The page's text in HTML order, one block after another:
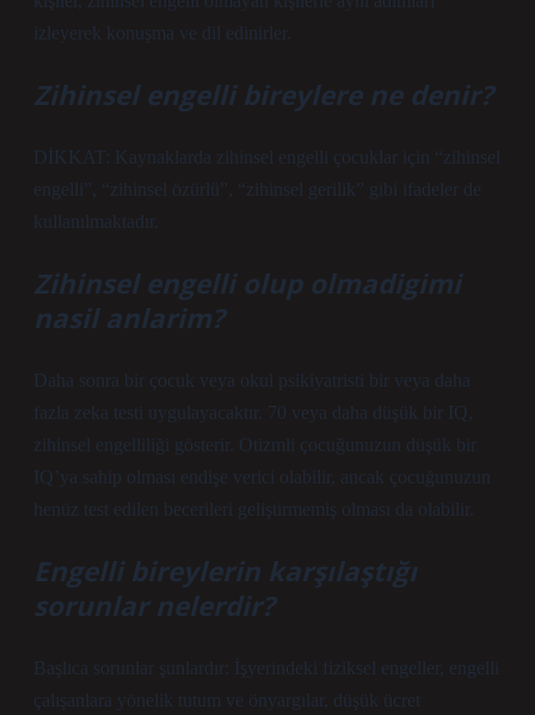
izleyerek konuşma ve dil edinirler.
Zihinsel engelli bireylere ne denir?
DİKKAT: Kaynaklarda zihinsel engelli çocuklar için “zihinsel
engelli”, “zihinsel özürlü”, “zihinsel gerilik” gibi ifadeler de
kullanılmaktadır.
Zihinsel engelli olup olmadigimi
nasil anlarim?
Daha sonra bir çocuk veya okul psikiyatristi bir veya daha
fazla zeka testi uygulayacaktır. 70 veya daha düşük bir IQ,
zihinsel engelliliği gösterir. Otizmli çocuğunuzun düşük bir
IQ’ya sahip olması endişe verici olabilir, ancak çocuğunuzun
henüz test edilen becerileri geliştirmemiş olması da olabilir.
Engelli bireylerin karşılaştığı
sorunlar nelerdir?
Başlıca sorunlar şunlardır: İşyerindeki fiziksel engeller, engelli
çalışanlara yönelik tutum ve önyargılar, düşük ücret